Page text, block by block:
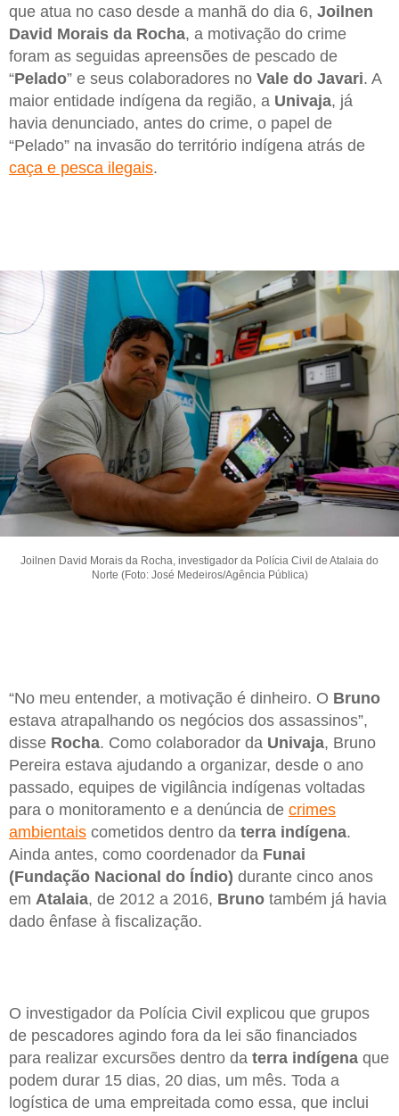
que atua no caso desde a manhã do dia 6, Joilnen
David Morais da Rocha, a motivação do crime
foram as seguidas apreensões de pescado de
“Pelado” e seus colaboradores no Vale do Javari. A
maior entidade indígena da região, a Univaja, já
havia denunciado, antes do crime, o papel de
“Pelado” na invasão do território indígena atrás de
caça e pesca ilegais.
Joilnen David Morais da Rocha, investigador da Polícia Civil de Atalaia do
Norte (Foto: José Medeiros/Agência Pública)
“No meu entender, a motivação é dinheiro. O Bruno
estava atrapalhando os negócios dos assassinos”,
disse Rocha. Como colaborador da Univaja, Bruno
Pereira estava ajudando a organizar, desde o ano
passado, equipes de vigilância indígenas voltadas
para o monitoramento e a denúncia de crimes
ambientais cometidos dentro da terra indígena.
Ainda antes, como coordenador da Funai
(Fundação Nacional do Índio) durante cinco anos
em Atalaia, de 2012 a 2016, Bruno também já havia
dado ênfase à fiscalização.
O investigador da Polícia Civil explicou que grupos
de pescadores agindo fora da lei são financiados
para realizar excursões dentro da terra indígena que
podem durar 15 dias, 20 dias, um mês. Toda a
logística de uma empreitada como essa, que inclui